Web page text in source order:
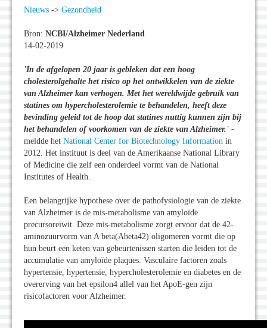
Nieuws -> Gezondheid
Bron: NCBI/Alzheimer Nederland
14-02-2019
'In de afgelopen 20 jaar is gebleken dat een hoog
cholesterolgehalte het risico op het ontwikkelen van de ziekte
van Alzheimer kan verhogen. Met het wereldwijde gebruik van
statines om hypercholesterolemie te behandelen, heeft deze
bevinding geleid tot de hoop dat statines nuttig kunnen zijn bij
het behandelen of voorkomen van de ziekte van Alzheimer. ' -
meldde het National Center for Biotechnology Information in
2012. Het instituut is deel van de Amerikaanse National Library
of Medicine die zelf een onderdeel vormt van de National
Institutes of Health.
Een belangrijke hypothese over de pathofysiologie van de ziekte
van Alzheimer is de mis-metabolisme van amyloïde
precursoreiwit. Deze mis-metabolisme zorgt ervoor dat de 42-
aminozuurvorm van A beta(Abeta42) oligomeren vormt die op
hun beurt een keten van gebeurtenissen starten die leiden tot de
accumulatie van amyloïde plaques. Vasculaire factoren zoals
hypertensie, hypertensie, hypercholesterolemie en diabetes en de
overerving van het epsilon4 allel van het ApoE-gen zijn
risicofactoren voor Alzheimer.